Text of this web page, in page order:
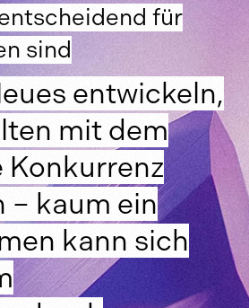
für
sind
entwickeln,
mit dem
Konkurrenz
– kaum ein
kann sich